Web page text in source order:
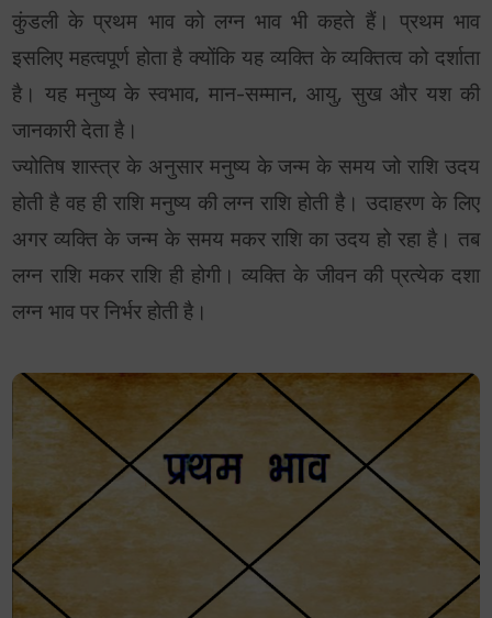
कुंडली के प्रथम भाव को लग्न भाव भी कहते हैं। प्रथम भाव
इसलिए महत्वपूर्ण होता है क्योंकि यह व्यक्ति के व्यक्तित्व को दर्शाता
है। यह मनुष्य के स्वभाव, मान-सम्मान, आयु, सुख और यश की
जानकारी देता है।
ज्योतिष शास्त्र के अनुसार मनुष्य के जन्म के समय जो राशि उदय
होती है वह ही राशि मनुष्य की लग्न राशि होती है। उदाहरण के लिए
अगर व्यक्ति के जन्म के समय मकर राशि का उदय हो रहा है। तब
लग्न राशि मकर राशि ही होगी। व्यक्ति के जीवन की प्रत्येक दशा
लग्न भाव पर निर्भर होती है।